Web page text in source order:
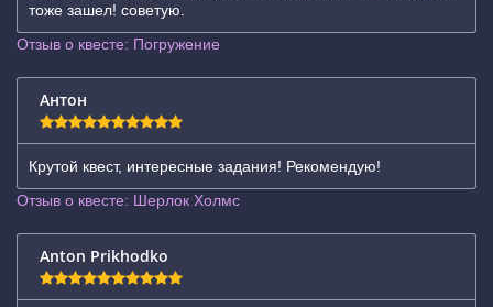
тоже зашел! советую.
Отзыв о квесте: Погружение
Антон
Крутой квест, интересные задания! Рекомендую!
Отзыв о квесте: Шерлок Холмс
Anton Prikhodko